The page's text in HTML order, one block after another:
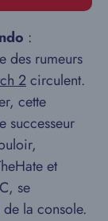
:
des rumeurs
2circulent.
cette
successeur
et
se
de la console.